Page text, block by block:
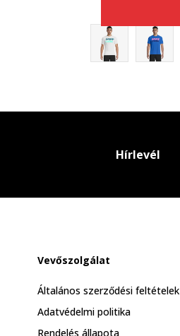
Hírlevél
Vevőszolgálat
Általános szerződési feltételek
Adatvédelmi politika
Rendelés állapota